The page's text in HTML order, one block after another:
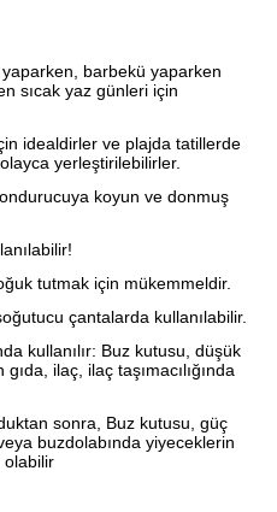
barbekü yaparken
sıcak yaz günleri için
idealdirler ve plajda tatillerde
yerleştirilebilirler.
koyun ve donmuş
tutmak için mükemmeldir.
çantalarda kullanılabilir.
kullanılır: Buz kutusu, düşük
ilaç, ilaç taşımacılığında
sonra, Buz kutusu, güç
buzdolabında yiyeceklerin
olabilir